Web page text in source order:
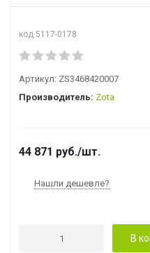
код 5117-0178
Артикул: ZS3468420007
Производитель: Zota
44 871 руб./шт.
Нашли дешевле?
В